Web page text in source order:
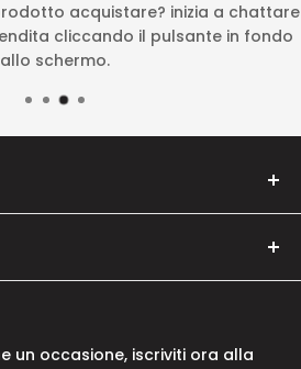
acquistare? inizia a chattare
cliccando il pulsante in fondo
allo schermo.
di essere il punto di
del settore e per gli
macchinari per il
e agricoltura oltre che per
un occasione, iscriviti ora alla